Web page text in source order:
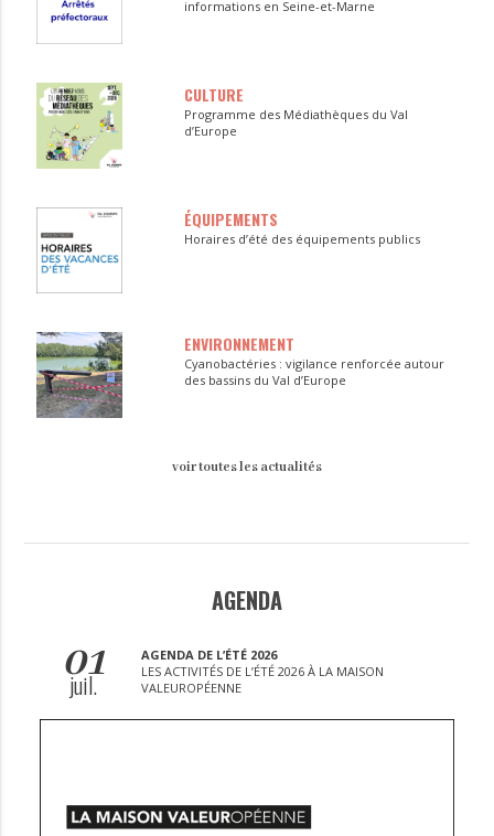
informations en Seine-et-Marne
CULTURE
Programme des Médiathèques du Val
d’Europe
ÉQUIPEMENTS
Horaires d’été des équipements publics
ENVIRONNEMENT
Cyanobactéries : vigilance renforcée autour
des bassins du Val d’Europe
voir toutes les actualités
AGENDA
01
juil.
AGENDA DE L’ÉTÉ 2026
LES ACTIVITÉS DE L’ÉTÉ 2026 À LA MAISON
VALEUROPÉENNE